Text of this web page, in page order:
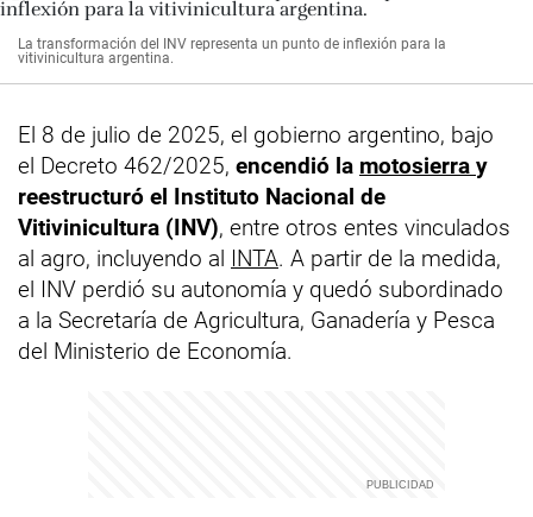
La transformación del INV representa un punto de inflexión para la
vitivinicultura argentina.
El 8 de julio de 2025, el gobierno argentino, bajo
el Decreto 462/2025, encendió la motosierra y
reestructuró el Instituto Nacional de
Vitivinicultura (INV), entre otros entes vinculados
al agro, incluyendo al INTA. A partir de la medida,
el INV perdió su autonomía y quedó subordinado
a la Secretaría de Agricultura, Ganadería y Pesca
del Ministerio de Economía.